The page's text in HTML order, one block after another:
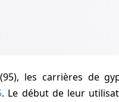
. Le début de leur